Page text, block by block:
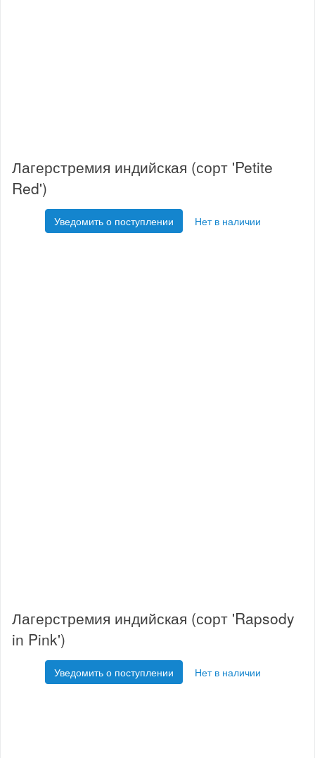
Лагерстремия индийская (сорт 'Petite
Red')
Уведомить о поступлении Нет в наличии
Лагерстремия индийская (сорт 'Rapsody
in Pink')
Уведомить о поступлении Нет в наличии